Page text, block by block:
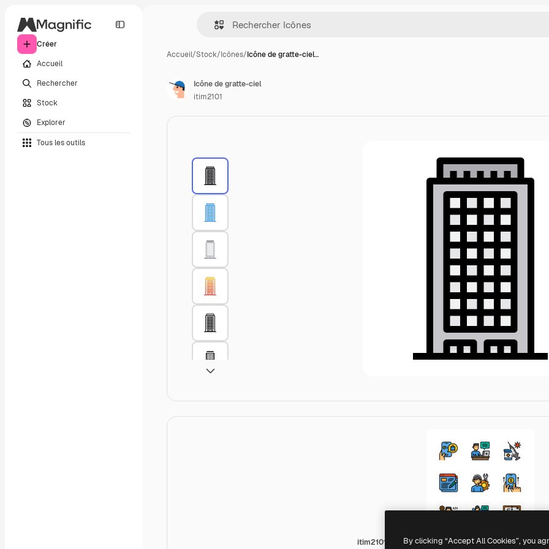
Créer
Accueil
Rechercher
Stock
Explorer
Tous les outils
Accueil/Stock/Icônes/Icône de gratte-ciel…
itim2101 Lineal Color
Icône de gratte-ciel
itim2101
By clicking “Accept All Cookies”, you